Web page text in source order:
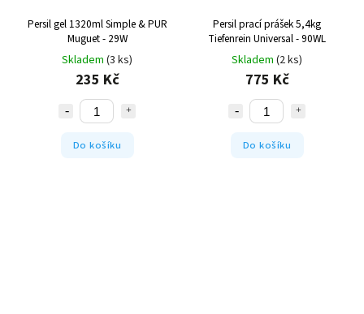
Persil gel 1320ml Simple & PUR
Muguet - 29W
Skladem (3 ks)
235 Kč
Do košíku
Persil prací prášek 5,4kg
Tiefenrein Universal - 90WL
Skladem (2 ks)
775 Kč
Do košíku